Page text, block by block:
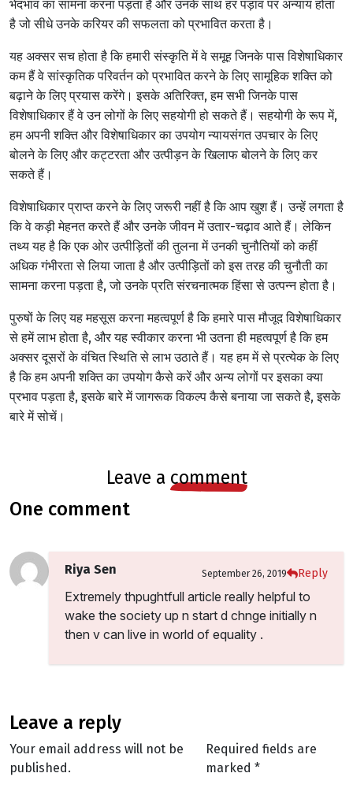
भेदभाव का सामना करना पड़ता है और उनके साथ हर पड़ाव पर अन्याय होता
है जो सीधे उनके करियर की सफलता को प्रभावित करता है।
यह अक्सर सच होता है कि हमारी संस्कृति में वे समूह जिनके पास विशेषाधिकार
कम हैं वे सांस्कृतिक परिवर्तन को प्रभावित करने के लिए सामूहिक शक्ति को
बढ़ाने के लिए प्रयास करेंगे। इसके अतिरिक्त, हम सभी जिनके पास
विशेषाधिकार हैं वे उन लोगों के लिए सहयोगी हो सकते हैं। सहयोगी के रूप में,
हम अपनी शक्ति और विशेषाधिकार का उपयोग न्यायसंगत उपचार के लिए
बोलने के लिए और कट्टरता और उत्पीड़न के खिलाफ बोलने के लिए कर
सकते हैं।
विशेषाधिकार प्राप्त करने के लिए जरूरी नहीं है कि आप खुश हैं। उन्हें लगता है
कि वे कड़ी मेहनत करते हैं और उनके जीवन में उतार-चढ़ाव आते हैं। लेकिन
तथ्य यह है कि एक ओर उत्पीड़ितों की तुलना में उनकी चुनौतियों को कहीं
अधिक गंभीरता से लिया जाता है और उत्पीड़ितों को इस तरह की चुनौती का
सामना करना पड़ता है, जो उनके प्रति संरचनात्मक हिंसा से उत्पन्न होता है।
पुरुषों के लिए यह महसूस करना महत्वपूर्ण है कि हमारे पास मौजूद विशेषाधिकार
से हमें लाभ होता है, और यह स्वीकार करना भी उतना ही महत्वपूर्ण है कि हम
अक्सर दूसरों के वंचित स्थिति से लाभ उठाते हैं। यह हम में से प्रत्येक के लिए
है कि हम अपनी शक्ति का उपयोग कैसे करें और अन्य लोगों पर इसका क्या
प्रभाव पड़ता है, इसके बारे में जागरूक विकल्प कैसे बनाया जा सकते है, इसके
बारे में सोचें।
leave a comment
one comment
Riya Sen September 26, 2019 Reply
Extremely thpughtfull article really helpful to
wake the society up n start d chnge initially n
then v can live in world of equality .
leave a reply
Your email address will not be
published.
Required fields are
marked *